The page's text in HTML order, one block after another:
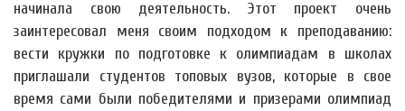
начинала свою деятельность. Этот проект очень
заинтересовал меня своим подходом к преподаванию:
вести кружки по подготовке к олимпиадам в школах
приглашали студентов топовых вузов, которые в свое
время сами были победителями и призерами олимпиад